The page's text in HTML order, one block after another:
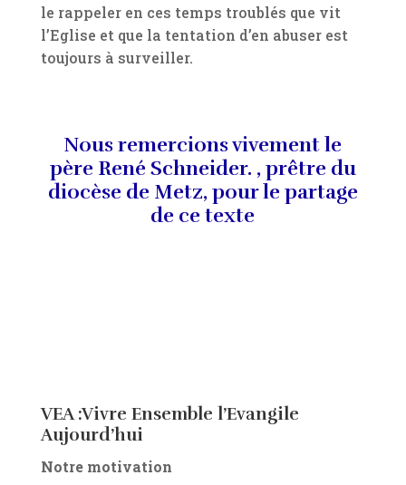
le rappeler en ces temps troublés que vit
l’Eglise et que la tentation d’en abuser est
toujours à surveiller.
Nous remercions vivement le
père René Schneider. , prêtre du
diocèse de Metz, pour le partage
de ce texte
VEA :Vivre Ensemble l’Evangile
Aujourd’hui
Notre motivation